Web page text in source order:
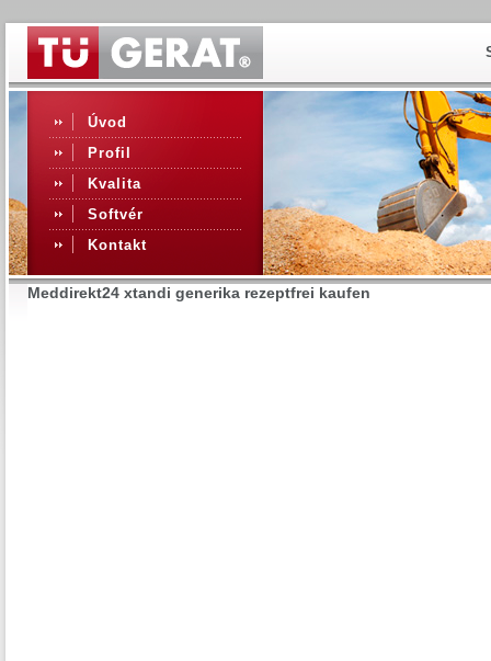
Úvod
Profil
Kvalita
Softvér
Kontakt
Meddirekt24 xtandi generika rezeptfrei kaufen